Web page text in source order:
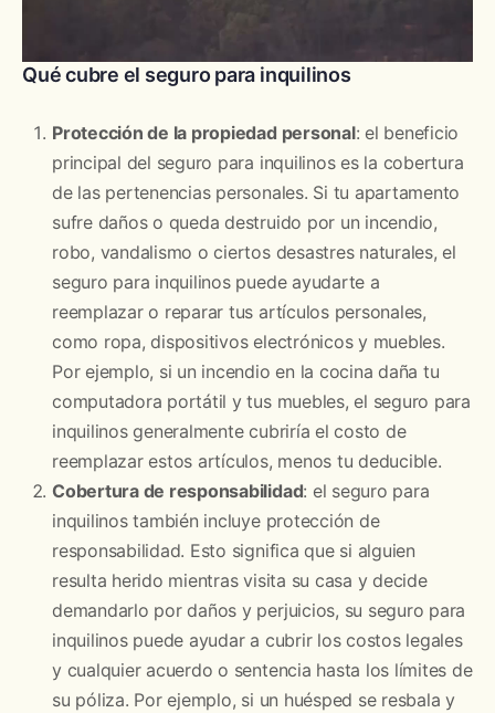
Qué cubre el seguro para inquilinos
Protección de la propiedad personal: el beneficio
principal del seguro para inquilinos es la cobertura
de las pertenencias personales. Si tu apartamento
sufre daños o queda destruido por un incendio,
robo, vandalismo o ciertos desastres naturales, el
seguro para inquilinos puede ayudarte a
reemplazar o reparar tus artículos personales,
como ropa, dispositivos electrónicos y muebles.
Por ejemplo, si un incendio en la cocina daña tu
computadora portátil y tus muebles, el seguro para
inquilinos generalmente cubriría el costo de
reemplazar estos artículos, menos tu deducible.
Cobertura de responsabilidad: el seguro para
inquilinos también incluye protección de
responsabilidad. Esto significa que si alguien
resulta herido mientras visita su casa y decide
demandarlo por daños y perjuicios, su seguro para
inquilinos puede ayudar a cubrir los costos legales
y cualquier acuerdo o sentencia hasta los límites de
su póliza. Por ejemplo, si un huésped se resbala y